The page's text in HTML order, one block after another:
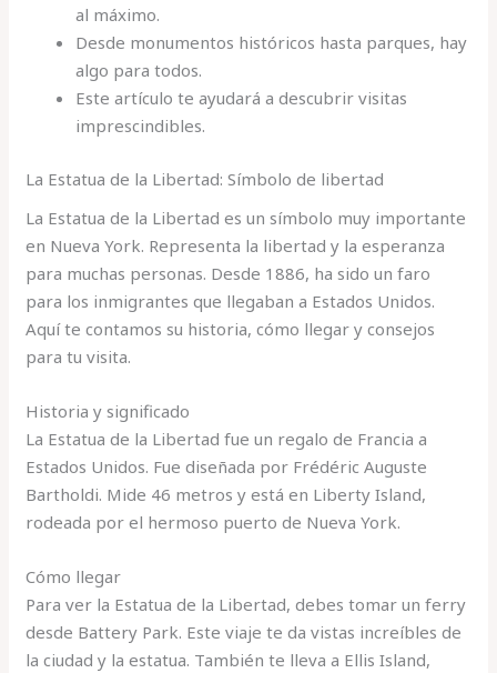
al máximo.
Desde monumentos históricos hasta parques, hay
algo para todos.
Este artículo te ayudará a descubrir visitas
imprescindibles.
La Estatua de la Libertad: Símbolo de libertad
La Estatua de la Libertad es un símbolo muy importante
en Nueva York. Representa la libertad y la esperanza
para muchas personas. Desde 1886, ha sido un faro
para los inmigrantes que llegaban a Estados Unidos.
Aquí te contamos su historia, cómo llegar y consejos
para tu visita.
Historia y significado
La Estatua de la Libertad fue un regalo de Francia a
Estados Unidos. Fue diseñada por Frédéric Auguste
Bartholdi. Mide 46 metros y está en Liberty Island,
rodeada por el hermoso puerto de Nueva York.
Cómo llegar
Para ver la Estatua de la Libertad, debes tomar un ferry
desde Battery Park. Este viaje te da vistas increíbles de
la ciudad y la estatua. También te lleva a Ellis Island,